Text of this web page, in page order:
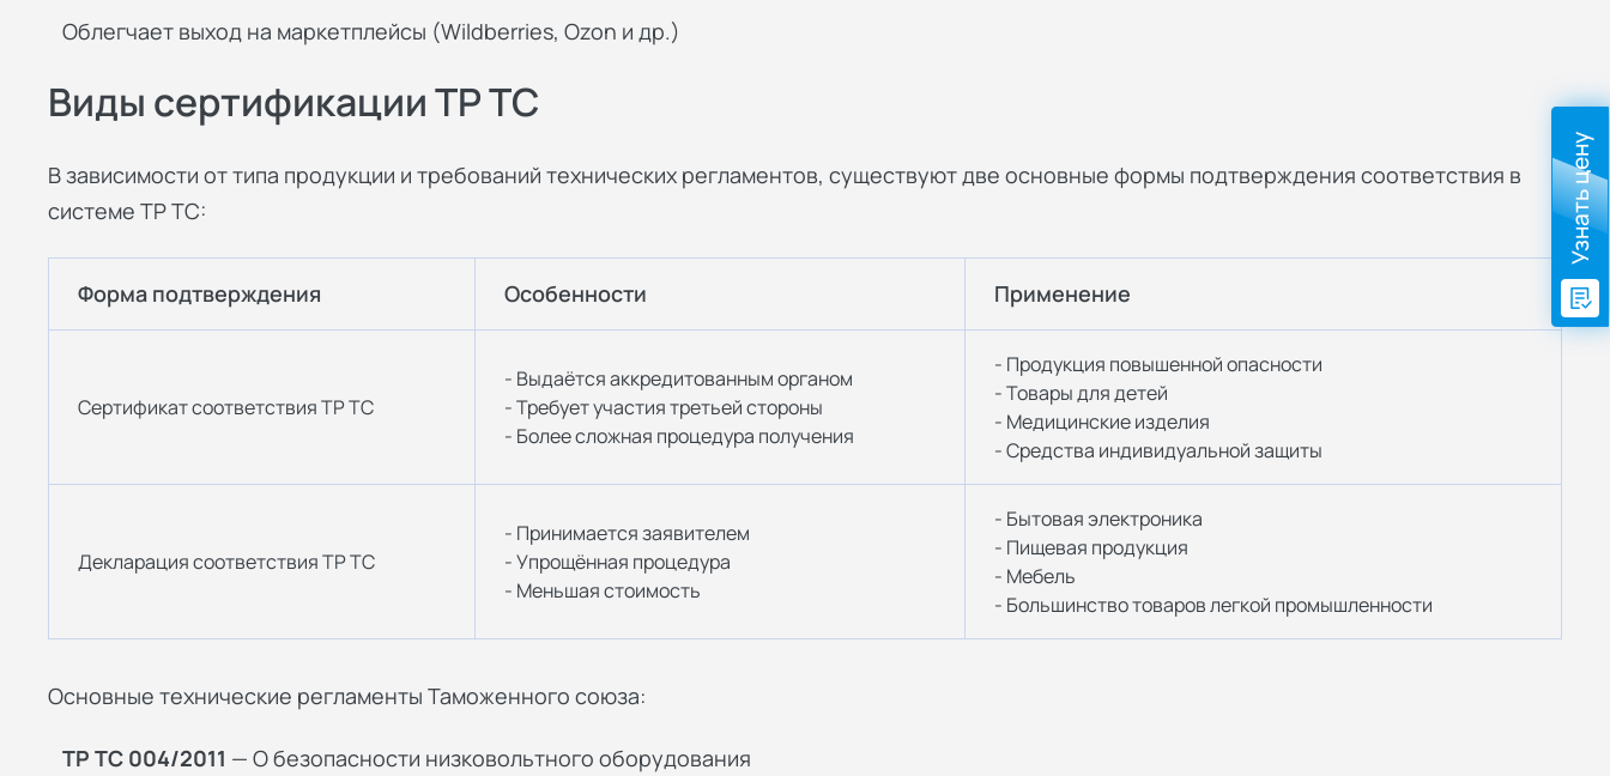
Облегчает выход на маркетплейсы (Wildberries, Ozon и др.)
Виды сертификации ТР ТС
В зависимости от типа продукции и требований технических регламентов, существуют две основные формы подтверждения соответствия в
системе ТР ТС:
Форма подтверждения Особенности Применение
Сертификат соответствия ТР ТС
- Выдаётся аккредитованным органом
- Требует участия третьей стороны
- Более сложная процедура получения
- Продукция повышенной опасности
- Товары для детей
- Медицинские изделия
- Средства индивидуальной защиты
Декларация соответствия ТР ТС
- Принимается заявителем
- Упрощённая процедура
- Меньшая стоимость
- Бытовая электроника
- Пищевая продукция
- Мебель
- Большинство товаров легкой промышленности
Основные технические регламенты Таможенного союза:
ТР ТС 004/2011 — О безопасности низковольтного оборудования
Узнать цену